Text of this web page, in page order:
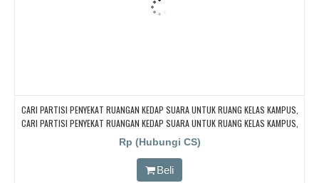
CARI PARTISI PENYEKAT RUANGAN KEDAP SUARA UNTUK RUANG KELAS KAMPUS,
CARI PARTISI PENYEKAT RUANGAN KEDAP SUARA UNTUK RUANG KELAS KAMPUS,
CARI PARTISI PENYEKAT RUANGAN KEDAP SUARA UNTUK RUANG KELAS KAMPUS,
CARI PARTISI PENYEKAT RUANGAN KEDAP SUARA UNTUK RUANG KELAS KAMPUS,
CARI PARTISI PENYEKAT RUANGAN KEDAP SUARA UNTUK RUANG KELAS KAMPUS
Rp (Hubungi CS)
Beli